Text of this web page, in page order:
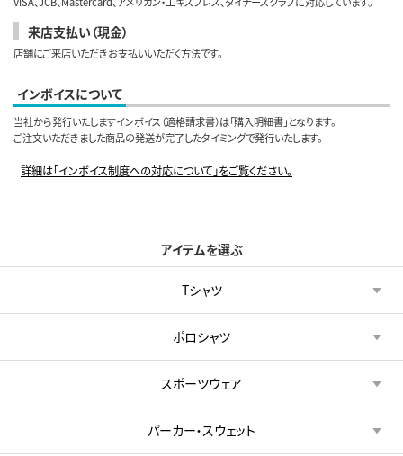
来店支払い（現金）
店舗にご来店いただきお支払いいただく方法です。
インボイスについて
当社から発行いたしますインボイス（適格請求書）は「購入明細書」となります。
ご注文いただきました商品の発送が完了したタイミングで発行いたします。
詳細は「インボイス制度への対応について」をご覧ください。
アイテムを選ぶ
Tシャツ
ポロシャツ
スポーツウェア
パーカー・スウェット